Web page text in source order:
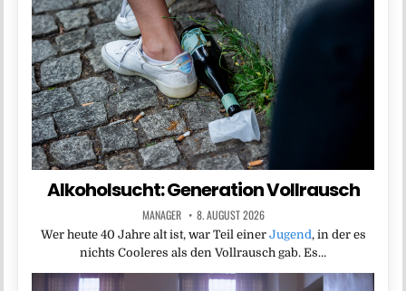
Alkoholsucht: Generation Vollrausch
MANAGER 8. AUGUST 2026
Wer heute 40 Jahre alt ist, war Teil einer Jugend , in der es
nichts Cooleres als den Vollrausch gab. Es…